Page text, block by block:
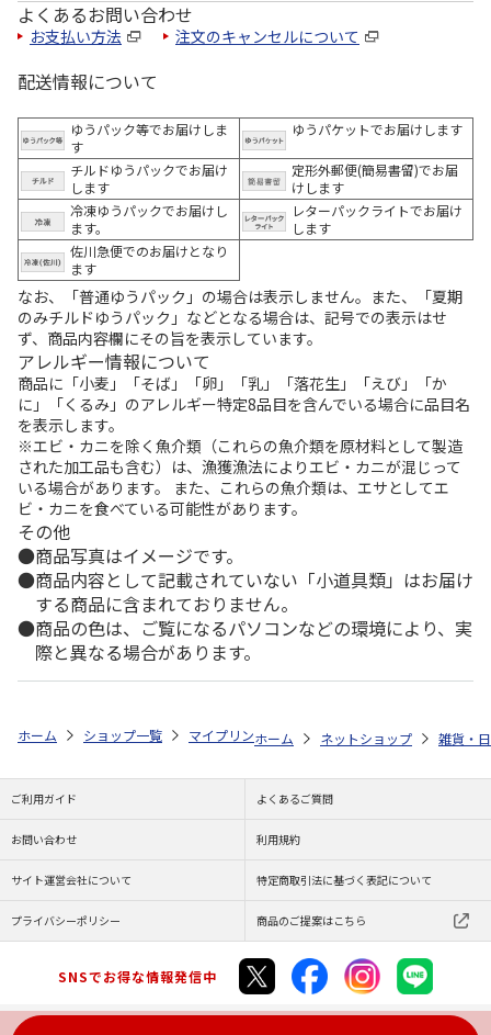
よくあるお問い合わせ
お支払い方法 注文のキャンセルについて
配送情報について
ゆうパック等でお届けしま
す
ゆうパケットでお届けします
チルドゆうパックでお届け
します
定形外郵便(簡易書留)でお届
けします
冷凍ゆうパックでお届けし
ます。
レターパックライトでお届け
します
佐川急便でのお届けとなり
ます
なお、「普通ゆうパック」の場合は表示しません。また、「夏期
のみチルドゆうパック」などとなる場合は、記号での表示はせ
ず、商品内容欄にその旨を表示しています。
アレルギー情報について
商品に「小麦」「そば」「卵」「乳」「落花生」「えび」「か
に」「くるみ」のアレルギー特定8品目を含んでいる場合に品目名
を表示します。
※エビ・カニを除く魚介類（これらの魚介類を原材料として製造
された加工品も含む）は、漁獲漁法によりエビ・カニが混じって
いる場合があります。 また、これらの魚介類は、エサとしてエ
ビ・カニを食べている可能性があります。
その他
商品写真はイメージです。
商品内容として記載されていない「小道具類」はお届け
する商品に含まれておりません。
商品の色は、ご覧になるパソコンなどの環境により、実
際と異なる場合があります。
ホーム ショップ一覧 マイプリント カーステッカー【ラガマフィ
ホーム ネットショップ 雑貨・
ご利用ガイド よくあるご質問
お問い合わせ 利用規約
サイト運営会社について 特定商取引法に基づく表記について
プライバシーポリシー 商品のご提案はこちら
SNSでお得な情報発信中